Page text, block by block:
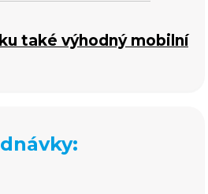
také výhodný mobilní